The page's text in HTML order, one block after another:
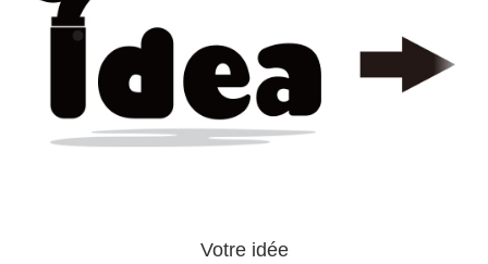
Votre idée